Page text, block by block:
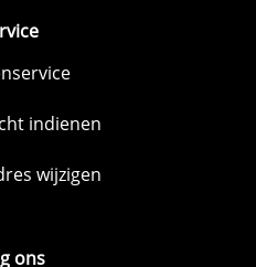
indienen
wijzigen
ons